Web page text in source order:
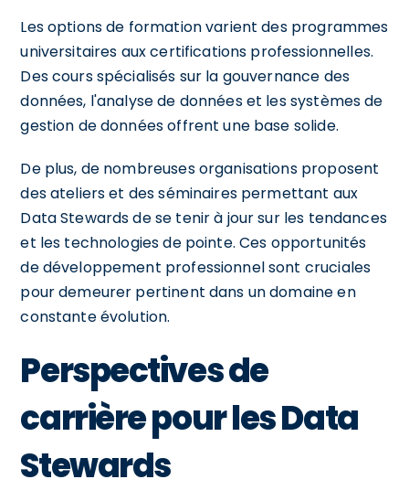
Les options de formation varient des programmes
universitaires aux certifications professionnelles.
Des cours spécialisés sur la gouvernance des
données, l'analyse de données et les systèmes de
gestion de données offrent une base solide.
De plus, de nombreuses organisations proposent
des ateliers et des séminaires permettant aux
Data Stewards de se tenir à jour sur les tendances
et les technologies de pointe. Ces opportunités
de développement professionnel sont cruciales
pour demeurer pertinent dans un domaine en
constante évolution.
Perspectives de
carrière pour les Data
Stewards